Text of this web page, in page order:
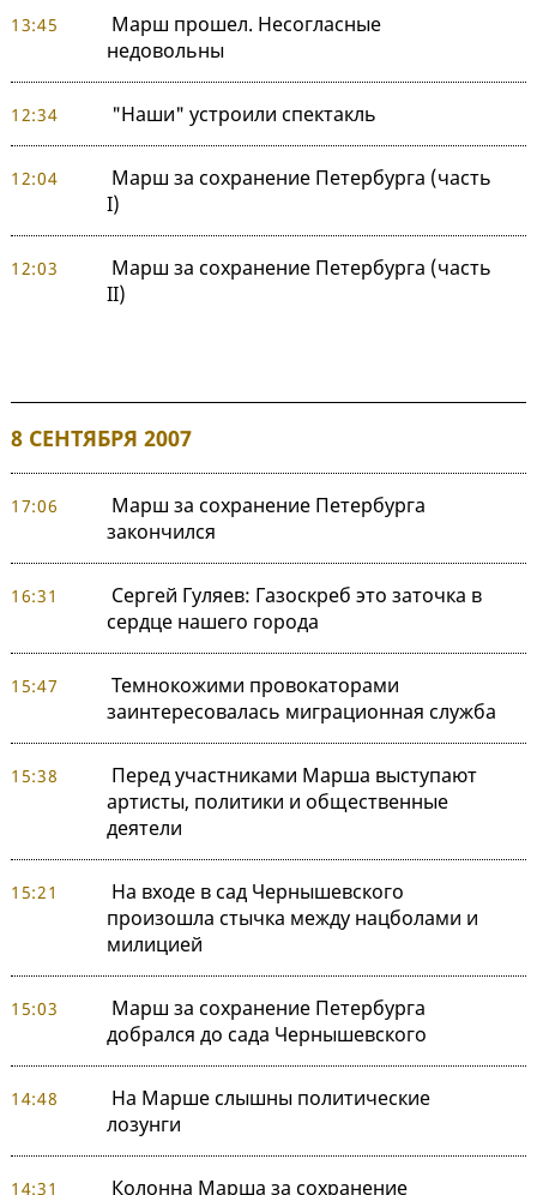
13:45
Марш прошел. Несогласные
недовольны
12:34 "Наши" устроили спектакль
12:04
Марш за сохранение Петербурга (часть
I)
12:03
Марш за сохранение Петербурга (часть
II)
8 СЕНТЯБРЯ 2007
17:06
Марш за сохранение Петербурга
закончился
16:31
Сергей Гуляев: Газоскреб это заточка в
сердце нашего города
15:47
Темнокожими провокаторами
заинтересовалась миграционная служба
15:38
Перед участниками Марша выступают
артисты, политики и общественные
деятели
15:21
На входе в сад Чернышевского
произошла стычка между нацболами и
милицией
15:03
Марш за сохранение Петербурга
добрался до сада Чернышевского
14:48
На Марше слышны политические
лозунги
14:31 Колонна Марша за сохранение